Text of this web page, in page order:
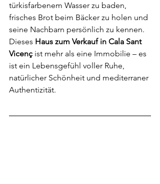
türkisfarbenem Wasser zu baden,
frisches Brot beim Bäcker zu holen und
seine Nachbarn persönlich zu kennen.
Dieses Haus zum Verkauf in Cala Sant
Vicenç ist mehr als eine Immobilie – es
ist ein Lebensgefühl voller Ruhe,
natürlicher Schönheit und mediterraner
Authentizität.